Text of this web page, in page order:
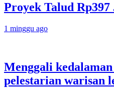
Proyek Talud
1 minggu ago
Menggali
pelestarian warisan